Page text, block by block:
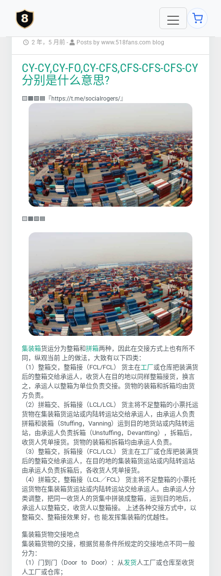
2 年，5 月前 - Posts by www.518fans.com blog
CY-CY,CY-FO,CY-CFS,CFS-CFS-CFS-CY
分别是什么意思?
🟨🟧🟩🟦『https://t.me/socialrogers/』
🟨🟧🟩🟦
集装箱货运分为整箱和拼箱两种，因此在交接方式上也有所不
同，纵观当前 上的做法，大致有以下四类：
（1）整箱交，整箱接（FCL/FCL） 货主在工厂或仓库把装满货
后的整箱交给承运人，收货人在目的地以同样整箱接货，换言
之，承运人以整箱为单位负责交接。货物的装箱和拆箱均由货
方负责。
（2）拼箱交、拆箱接（LCL/LCL） 货主将不足整箱的小票托运
货物在集装箱货运站或内陆转运站交给承运人，由承运人负责
拼箱和装箱（Stuffing，Vanning）运到目的地货站或内陆转运
站，由承运人负责拆箱（Unstuffing，Devantting），拆箱后，
收货人凭单接货。货物的装箱和拆箱均由承运人负责。
（3）整箱交，拆箱接（FCL/LCL） 货主在工厂或仓库把装满货
后的整箱交给承运人，在目的地的集装箱货运站或内陆转运站
由承运人负责拆箱后，各收货人凭单接货。
（4）拼箱交，整箱接（LCL／FCL） 货主将不足整箱的小票托
运货物在集装箱货运站或内陆转运站交给承运人。由承运人分
类调整，把同一收货人的货集中拼装成整箱，运到目的地后，
承运人以整箱交，收货人以整箱接。 上述各种交接方式中，以
整箱交、整箱接效果 好，也 能发挥集装箱的优越性。
集装箱货物交接地点
集装箱货物的交接，根据贸易条件所规定的交接地点不同一般
分为：
（1）门到门（Door to Door）：从 发货人工厂或仓库至收货
人工厂或仓库；